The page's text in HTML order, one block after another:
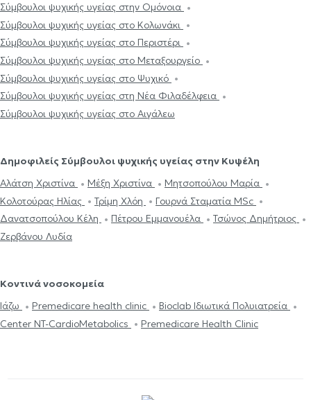
Σύμβουλοι ψυχικής υγείας στην Ομόνοια
Σύμβουλοι ψυχικής υγείας στο Κολωνάκι
Σύμβουλοι ψυχικής υγείας στο Περιστέρι
Σύμβουλοι ψυχικής υγείας στο Μεταξουργείο
Σύμβουλοι ψυχικής υγείας στο Ψυχικό
Σύμβουλοι ψυχικής υγείας στη Νέα Φιλαδέλφεια
Σύμβουλοι ψυχικής υγείας στο Αιγάλεω
Δημοφιλείς Σύμβουλοι ψυχικής υγείας στην Κυψέλη
Αλάτση Χριστίνα
Μέξη Χριστίνα
Μητσοπούλου Μαρία
Κολοτούρας Ηλίας
Τρίμη Χλόη
Γουρνά Σταματία MSc
Δανατσοπούλου Κέλη
Πέτρου Εμμανουέλα
Τσώνος Δημήτριος
Ζερβάνου Λυδία
Κοντινά νοσοκομεία
Ιάζω
Premedicare health clinic
Bioclab Ιδιωτικά Πολυιατρεία
Center NT-CardioMetabolics
Premedicare Health Clinic